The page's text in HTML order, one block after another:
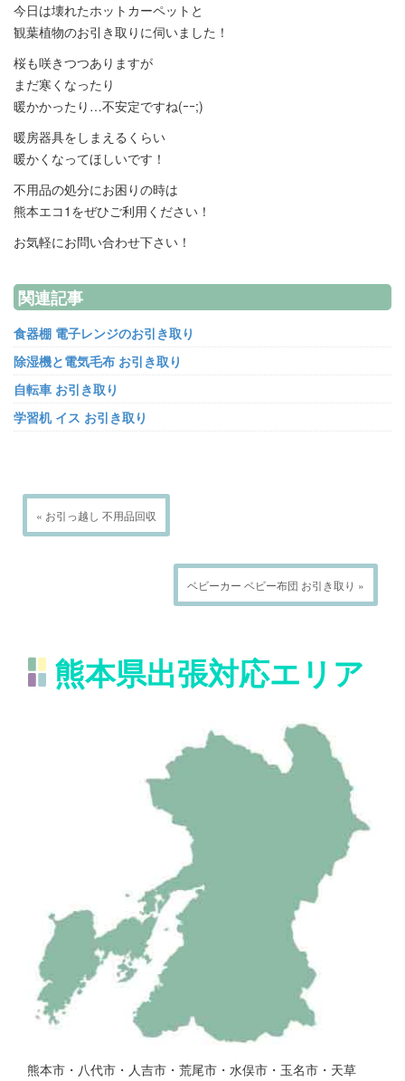
今日は壊れたホットカーペットと
観葉植物のお引き取りに伺いました！
桜も咲きつつありますが
まだ寒くなったり
暖かかったり…不安定ですね(ｰｰ;)
暖房器具をしまえるくらい
暖かくなってほしいです！
不用品の処分にお困りの時は
熊本エコ1をぜひご利用ください！
お気軽にお問い合わせ下さい！
関連記事
食器棚 電子レンジのお引き取り
除湿機と電気毛布 お引き取り
自転車 お引き取り
学習机 イス お引き取り
« お引っ越し 不用品回収
ベビーカー ベビー布団 お引き取り »
熊本県出張対応エリア
熊本市・八代市・人吉市・荒尾市・水俣市・玉名市・天草